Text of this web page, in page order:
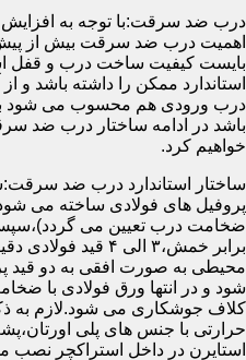
درب ضد سرقت:با توجه به افزایش
اهمیت درب ضد سرقت بیش از
بایست کیفیت ساخت درب و قفل
استاندارد ممکن را داشته باشد
درب ورودی هم محسوب می شود
باشد در ادامه ساختار درب ضد
خواهیم کرد.
ساختار استاندارد درب ضد
پروفیل های فولادی ساخته می
ضخامت درب تعیین می
برابر خمش،۳ الی ۴
محیطی به صورت افقی به دو
کلاف جوشکاری می شود.لازم به
حرارتی با جنس های پلی
استایرن در داخل استراکچر نصب